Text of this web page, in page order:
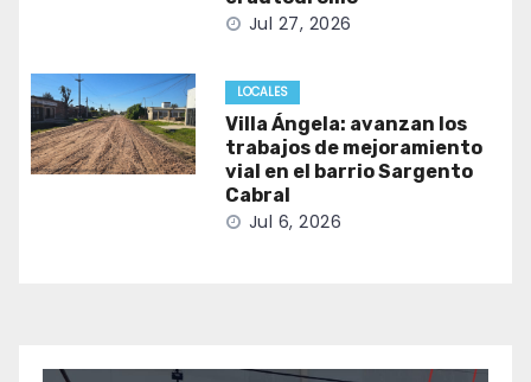
Jul 27, 2026
LOCALES
Villa Ángela: avanzan los
trabajos de mejoramiento
vial en el barrio Sargento
Cabral
Jul 6, 2026